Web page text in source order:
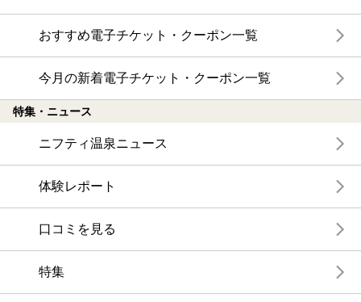
おすすめ電子チケット・クーポン一覧
今月の新着電子チケット・クーポン一覧
特集・ニュース
ニフティ温泉ニュース
体験レポート
口コミを見る
特集